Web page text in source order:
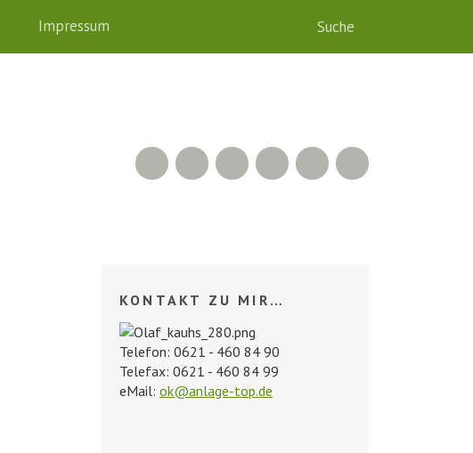
Impressum
Facebook
500px
LinkedIn
Xing
RSS Feed
KONTAKT ZU MIR…
Telefon: 0621 - 460 84 90
Telefax: 0621 - 460 84 99
eMail: ok@anlage-top.de